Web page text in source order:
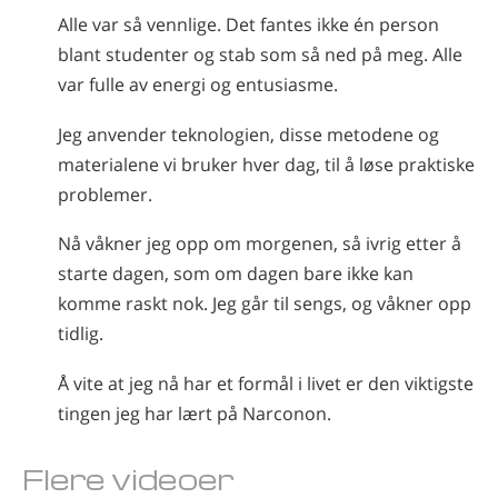
Alle var så vennlige. Det fantes ikke én person
blant studenter og stab som så ned på meg. Alle
var fulle av energi og entusiasme.
Jeg anvender teknologien, disse metodene og
materialene vi bruker hver dag, til å løse praktiske
problemer.
Nå våkner jeg opp om morgenen, så ivrig etter å
starte dagen, som om dagen bare ikke kan
komme raskt nok. Jeg går til sengs, og våkner opp
tidlig.
Å vite at jeg nå har et formål i livet er den viktigste
tingen jeg har lært på Narconon.
Flere videoer